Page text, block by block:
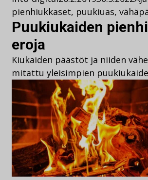
pienhiukkaset, puukiuas,
Puukiukaiden
eroja
Kiukaiden päästöt ja niiden
mitattu yleisimpien